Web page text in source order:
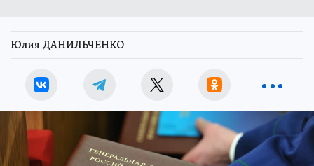
Юлия ДАНИЛЬЧЕНКО